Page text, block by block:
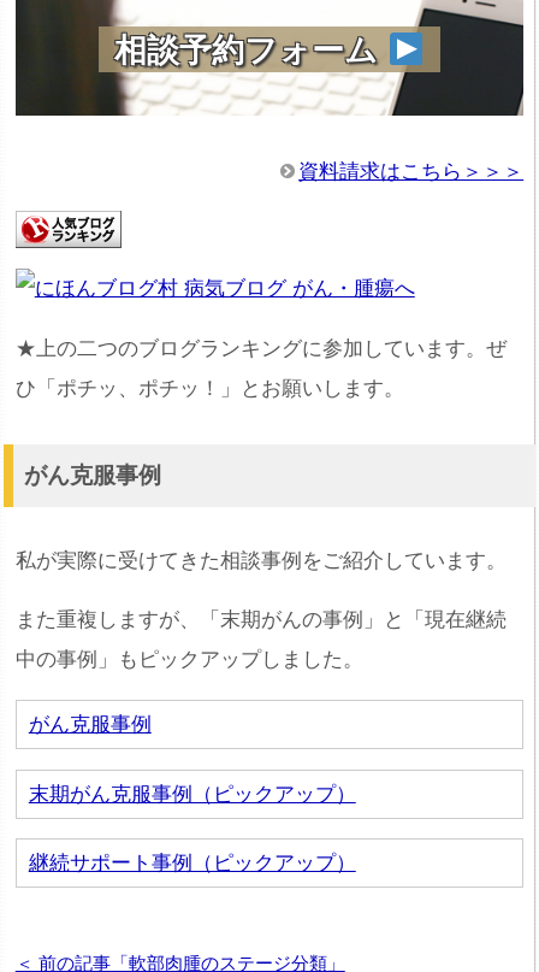
相談予約フォーム
資料請求はこちら＞＞＞
★上の二つのブログランキングに参加しています。ぜ
ひ「ポチッ、ポチッ！」とお願いします。
がん克服事例
私が実際に受けてきた相談事例をご紹介しています。
また重複しますが、「末期がんの事例」と「現在継続
中の事例」もピックアップしました。
がん克服事例
末期がん克服事例（ピックアップ）
継続サポート事例（ピックアップ）
＜ 前の記事「軟部肉腫のステージ分類」